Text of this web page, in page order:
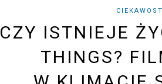
CZY ISTNIEJE
THINGS?